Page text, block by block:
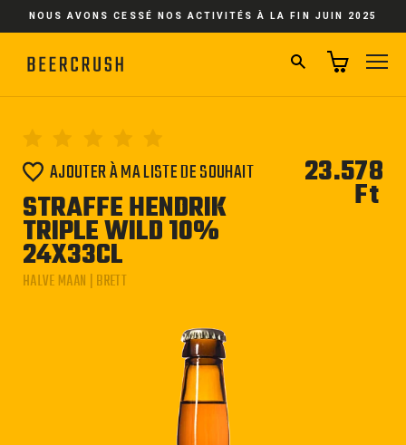
PasserNOUS AVONS CESSÉ NOS ACTIVITÉS À LA FIN JUIN 2025
RECHERCHER
AJOUTER À MA LISTE DE SOUHAIT
STRAFFE HENDRIK
TRIPLE WILD 10%
24X33CL
HALVE MAAN | BRETT
23.578
Ft